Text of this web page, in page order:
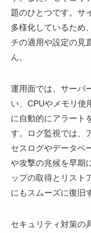
題のひとつです。サ
多様化しているため
チの適用や設定の見
ん。
運用面では、サーバ
い、CPUやメモリ使
に自動的にアラート
す。ログ監視では、
セスログやデータベ
や攻撃の兆候を早期
ップの取得とリスト
にもスムーズに復旧
セキュリティ対策の